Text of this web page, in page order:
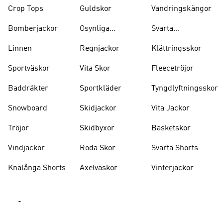
Crop Tops
Bomberjackor
Linnen
Sportväskor
Baddräkter
Snowboard
Tröjor
Vindjackor
Knälånga Shorts
Guldskor
Osynliga
Regnjackor
Vita Skor
Sportkläder
Skidjackor
Skidbyxor
Röda Skor
Axelväskor
Vandringskängor
Svarta
Klättringsskor
Fleecetröjor
Tyngdlyftningsskor
Vita Jackor
Basketskor
Svarta Shorts
Vinterjackor